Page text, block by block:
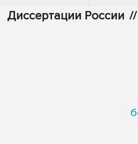
Диссертации России //